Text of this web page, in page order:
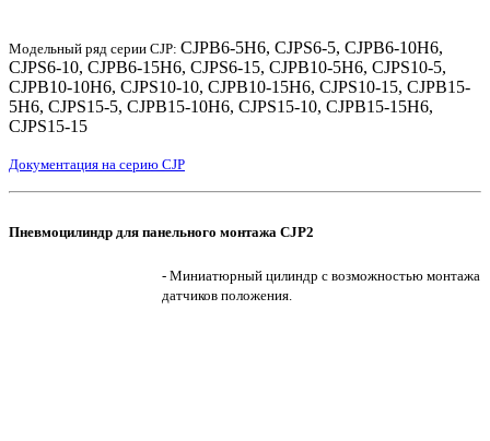
Модельный ряд серии CJP: CJPB6-5H6, CJPS6-5, CJPB6-10H6,
CJPS6-10, CJPB6-15H6, CJPS6-15, CJPB10-5H6, CJPS10-5,
CJPB10-10H6, CJPS10-10, CJPB10-15H6, CJPS10-15, CJPB15-
5H6, CJPS15-5, CJPB15-10H6, CJPS15-10, CJPB15-15H6,
CJPS15-15
Документация на серию CJP
Пневмоцилиндр для панельного монтажа CJP2
- Миниатюрный цилиндр с возможностью монтажа
датчиков положения.